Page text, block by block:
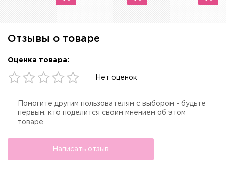
Отзывы о товаре
Оценка товара:
Нет оценок
Помогите другим пользователям с выбором - будьте
первым, кто поделится своим мнением об этом
товаре
Написать отзыв